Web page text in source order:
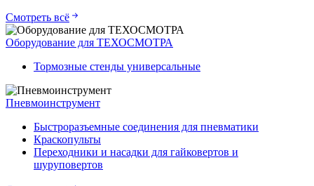
Смотреть всё
Оборудование для ТЕХОСМОТРА
Тормозные стенды универсальные
Пневмоинструмент
Быстроразъемные соединения для пневматики
Краскопульты
Переходники и насадки для гайковертов и
шуруповертов